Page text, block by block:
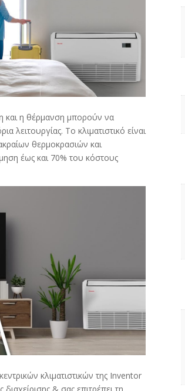
και η θέρμανση μπορούν να
λειτουργίας. Το κλιματιστικό είναι
θερμοκρασιών και
έως και 70% του κόστους
κλιματιστικών της Inventor